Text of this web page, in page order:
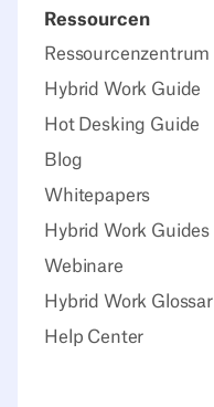
Ressourcen
Ressourcenzentrum
Hybrid Work Guide
Hot Desking Guide
Blog
Whitepapers
Hybrid Work Guides
Webinare
Hybrid Work Glossar
Help Center